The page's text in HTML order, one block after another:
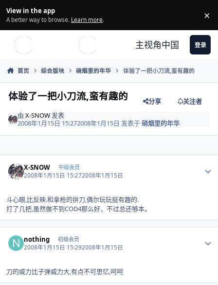
View in the app
A better way to browse. Learn more. ×
主视角中国 登录
首页 综合版块 硝烟里的年华 体验了一把小刀流,蛮有趣的
体验了一把小刀流,蛮有趣的 分享
关注者
由X-SNOW 发表
2008年1月15日 15:272008年1月15日 发表于硝烟里的年华
X-SNOW 中级会员
2008年1月15日 15:272008年1月15日
斗心眼,比反映.和拿枪的拚刀,偶尔玩玩挺有趣的.
打了几把,虽然做不到COD4那么好，不过总还够本。
nothing 初级会员
2008年1月15日 15:292008年1月15日
刀的威力比子弹威力大,有点不可思忆,呵呵